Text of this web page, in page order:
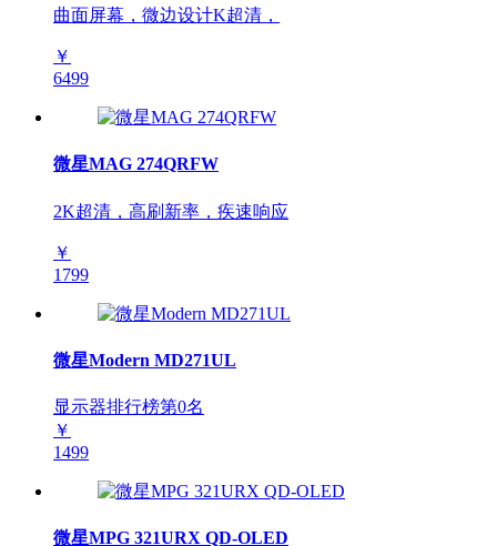
曲面屏幕，微边设计K超清，
￥
6499
微星MAG 274QRFW
2K超清，高刷新率，疾速响应
￥
1799
微星Modern MD271UL
显示器排行榜第0名
￥
1499
微星MPG 321URX QD-OLED